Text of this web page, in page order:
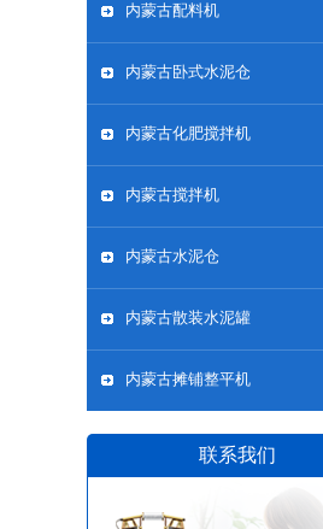
内蒙古配料机
内蒙古卧式水泥仓
内蒙古化肥搅拌机
内蒙古搅拌机
内蒙古水泥仓
内蒙古散装水泥罐
内蒙古摊铺整平机
联系我们